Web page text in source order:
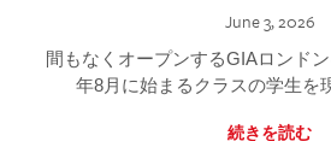
June 3, 2026
間もなくオープンするGIAロンド
年8月に始まるクラスの学生を
続きを読む